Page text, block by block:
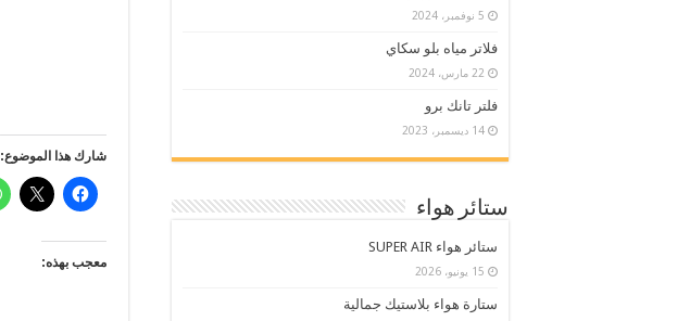
شارك هذا الموضوع:
معجب بهذه:
5 نوفمبر، 2024
فلاتر مياه بلو سكاي
22 مارس، 2024
فلتر تانك برو
14 ديسمبر، 2023
ستائر هواء
ستائر هواء SUPER AIR
15 يونيو، 2026
ستارة هواء بلاستيك جمالية